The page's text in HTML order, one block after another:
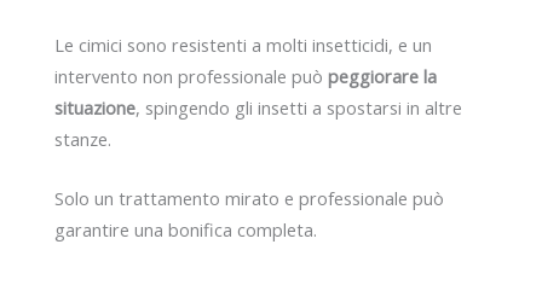
Le cimici sono resistenti a molti insetticidi, e un
intervento non professionale può peggiorare la
situazione, spingendo gli insetti a spostarsi in altre
stanze.
Solo un trattamento mirato e professionale può
garantire una bonifica completa.